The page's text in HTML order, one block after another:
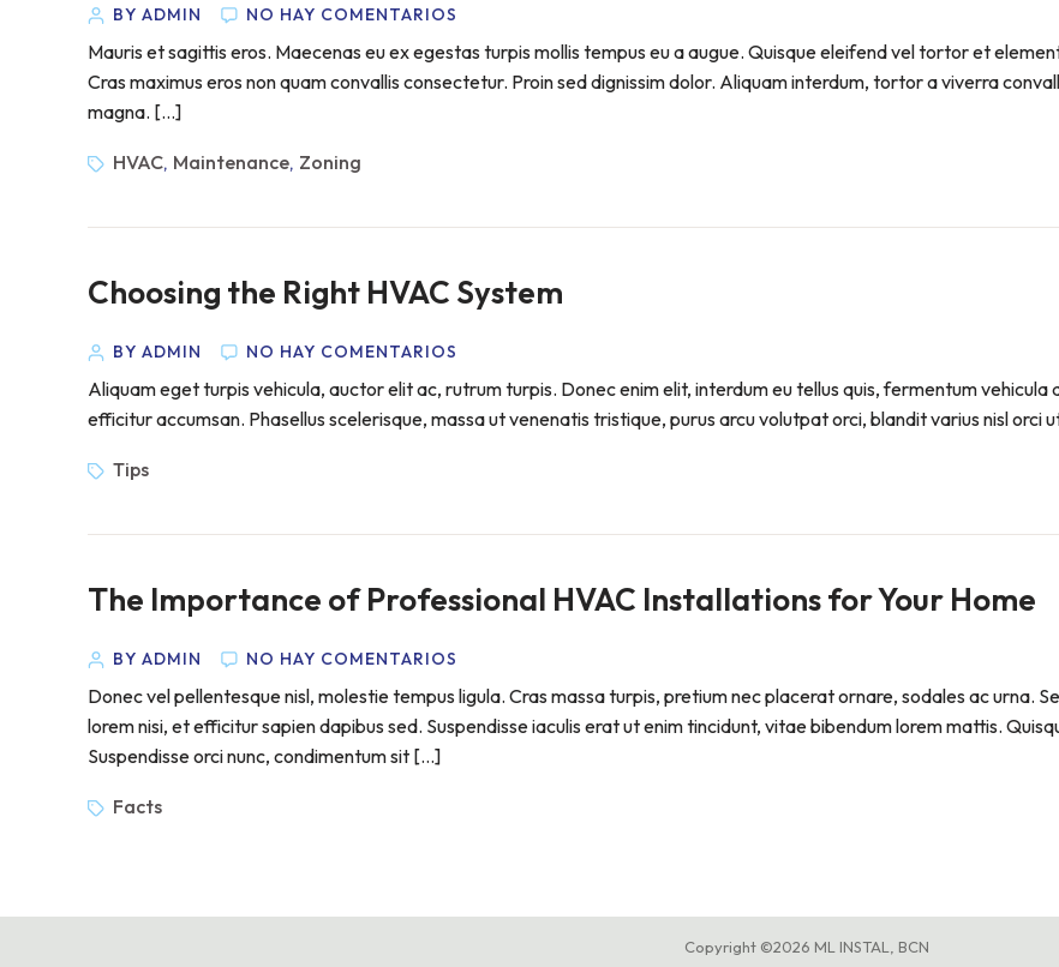
BY ADMIN NO HAY COMENTARIOS
Mauris et sagittis eros. Maecenas eu ex egestas turpis mollis tempus eu a augue. Quisque eleifend vel tortor et
Cras maximus eros non quam convallis consectetur. Proin sed dignissim dolor. Aliquam interdum, tortor a viverra
magna. […]
HVAC, Maintenance, Zoning
Choosing the Right HVAC System
BY ADMIN NO HAY COMENTARIOS
Aliquam eget turpis vehicula, auctor elit ac, rutrum turpis. Donec enim elit, interdum eu tellus quis, fermentum
efficitur accumsan. Phasellus scelerisque, massa ut venenatis tristique, purus arcu volutpat orci, blandit varius nisl orci
Tips
The Importance of Professional HVAC Installations for Your Home
BY ADMIN NO HAY COMENTARIOS
Donec vel pellentesque nisl, molestie tempus ligula. Cras massa turpis, pretium nec placerat ornare, sodales ac urna.
lorem nisi, et efficitur sapien dapibus sed. Suspendisse iaculis erat ut enim tincidunt, vitae bibendum lorem mattis.
Suspendisse orci nunc, condimentum sit […]
Facts
Copyright ©2026 ML INSTAL, BCN